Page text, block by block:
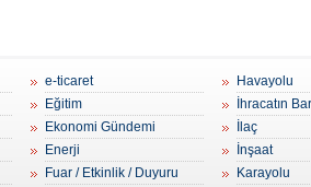
e-ticaret
Eğitim
Ekonomi Gündemi
Enerji
Fuar / Etkinlik / Duyuru
Havayolu
İhracatın
İlaç
İnşaat
Karayolu